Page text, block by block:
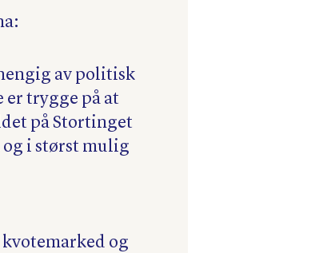
av politisk
trygge på at
på Stortinget
og i størst mulig
og